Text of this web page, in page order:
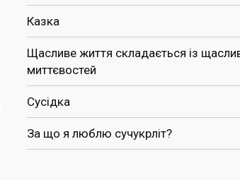
Казка
Щасливе життя складається із
миттєвостей
Сусідка
За що я люблю сучукрліт?